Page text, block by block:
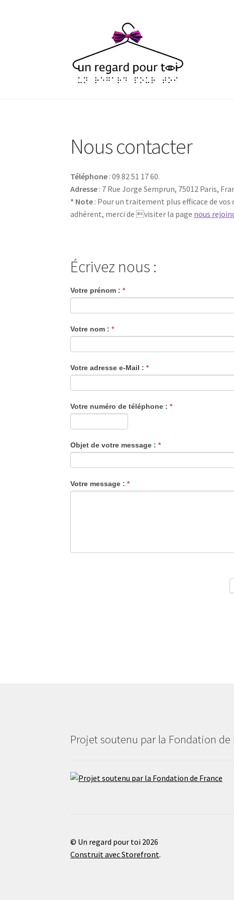
navigation
contenu
Nous contacter
Téléphone : 09 82 51 17 60.
Adresse : 7 Rue Jorge Semprun, 75012 Paris,
* Note : Pour un traitement plus efficace de
adhérent, merci de visiter la page nous
Écrivez nous :
Votre prénom :*
Votre nom :*
Votre adresse e-Mail :*
Votre numéro de téléphone :*
Objet de votre message :*
Votre message :*
Projet soutenu par la Fondation de
© Un regard pour toi 2026
Construit avec Storefront.